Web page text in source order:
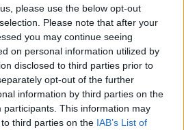
please use the below opt-out
Please note that after your
you may continue seeing
on personal information utilized by
disclosed to third parties prior to
opt-out of the further
information by third parties on the
participants. This information may
third parties on the IAB’s List of